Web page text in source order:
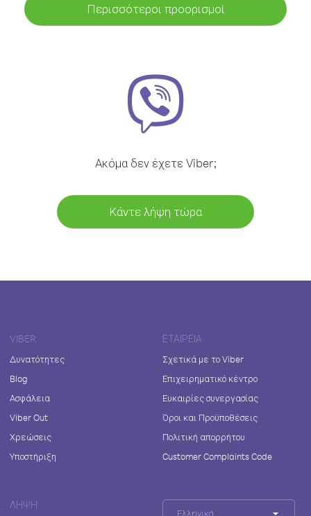
Περισσότεροι προορισμοί
Ακόμα δεν έχετε Viber;
Κάντε λήψη τώρα
VIBER
Δυνατότητες
Blog
Ασφάλεια
Viber Out
Χρεώσεις
Υποστήριξη
ΕΤΑΙΡΕΊΑ
Σχετικά με το Viber
Επιχειρηματικό κέντρο
Ευκαιρίες συνεργασίας
Όροι και Προϋποθέσεις
Πολιτική απορρήτου
Customer Complaints Code
ΛΉΨΗ
Ελληνικά